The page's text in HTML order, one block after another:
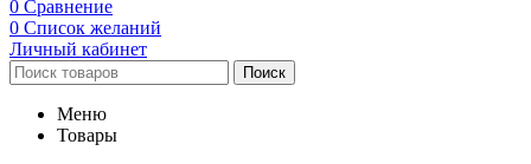
0 Сравнение
0 Список желаний
Личный кабинет
Поиск
Меню
Товары